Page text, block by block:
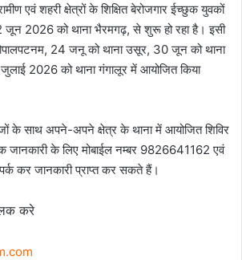
एवं शहरी क्षेत्रों के शिक्षित बेरोजगार ईच्छुक युवकों
जून 2026 को थाना भैरमगढ़, से शुरू हो रहा है। इसी
24 जनू को थाना उसूर, 30 जून को थाना
जुलाई 2026 को थाना गंगालूर में आयोजित किया
के साथ अपने-अपने क्षेत्र के थाना में आयोजित शिविर
के लिए मोबाईल नम्बर 9826641162 एवं
कर जानकारी प्राप्त कर सकते हैं।
करे